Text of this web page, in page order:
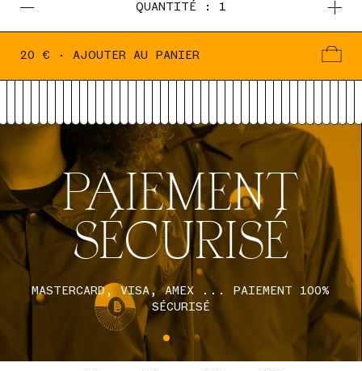
QUANTITÉ : 1
20 € · AJOUTER AU PANIER
PAIEMENT
SÉCURISÉ
MASTERCARD, VISA, AMEX ... PAIEMENT 100%
SÉCURISÉ